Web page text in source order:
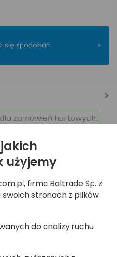
się spodobać >
zamówień hurtowych:
DURACELL PROCELL
dla najbardziej
użyjemy
firma Baltrade Sp. z
swoich stronach z plików
do analizy ruchu